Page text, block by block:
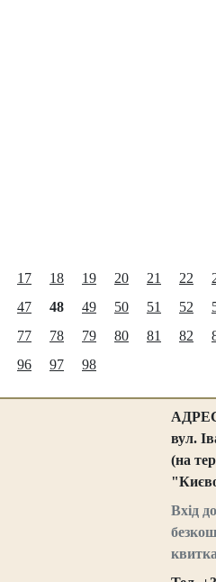
17 18 19 20 21 22
47 48 49 50 51 52
77 78 79 80 81 82
96 97 98
вул.
(на
Вхід